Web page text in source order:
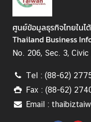
ศูนย์ข้อมูลธุรกิจไทยในไ
Thailand Business
No. 206, Sec. 3,
Tel : (88-62)
Fax : (88-62)
Email :